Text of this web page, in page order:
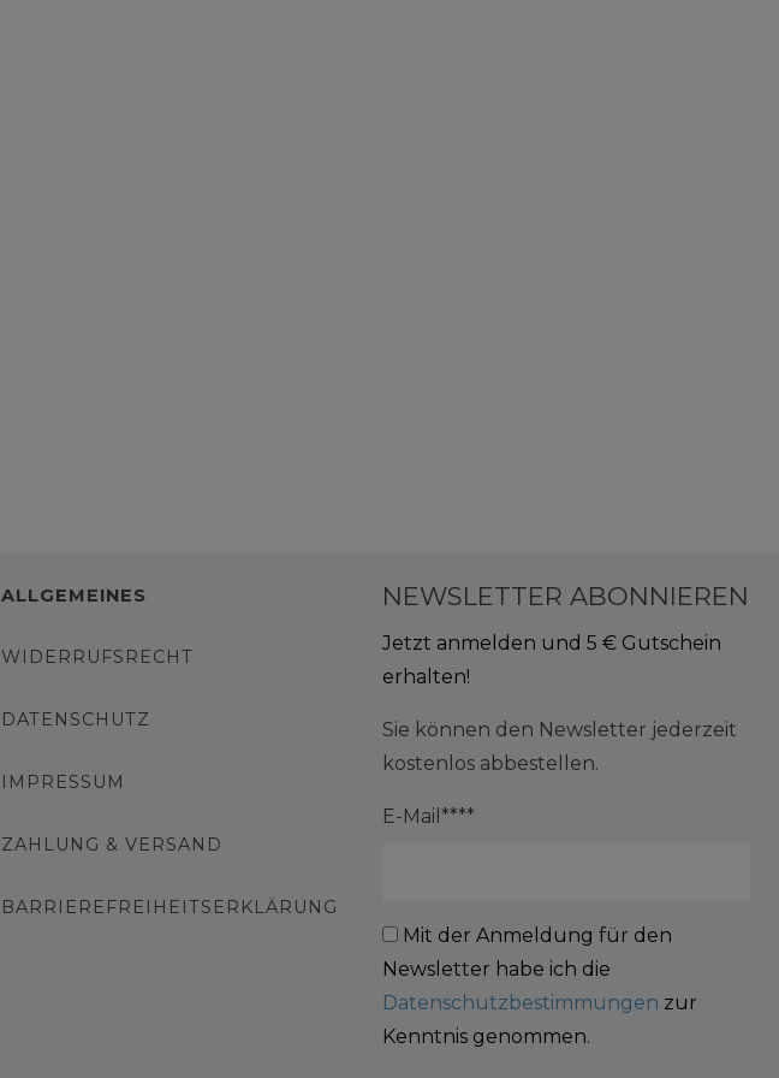
ALLGEMEINES
WIDERRUFSRECHT
DATENSCHUTZ
IMPRESSUM
ZAHLUNG & VERSAND
BARRIEREFREIHEITSERKLÄRUNG
NEWSLETTER ABONNIEREN
Jetzt anmelden und 5 € Gutschein
erhalten!
Sie können den Newsletter jederzeit
kostenlos abbestellen.
E-Mail****
Mit der Anmeldung für den
Newsletter habe ich die
Datenschutzbestimmungen zur
Kenntnis genommen.